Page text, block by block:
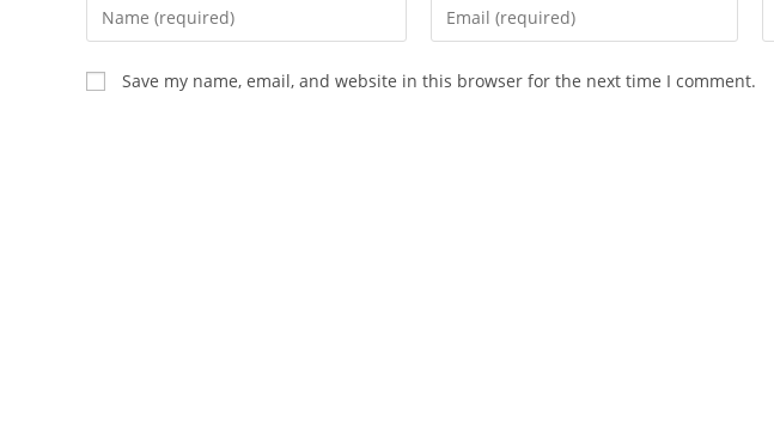
Save my name, email, and website in this browser for the next time I comment.